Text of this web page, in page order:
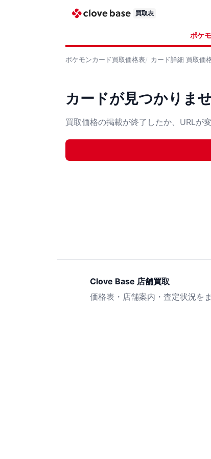
買取表
ポケ
ポケモンカード買取価格表 カード詳細 買取価
カードが見つかりま
買取価格の掲載が終了したか、URLが
Clove Base 店舗買取
価格表・店舗案内・査定状況を